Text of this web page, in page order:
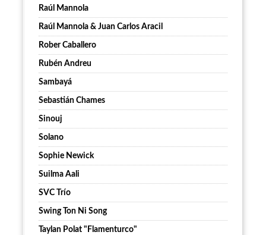
Raúl Mannola
Raúl Mannola & Juan Carlos Aracil
Rober Caballero
Rubén Andreu
Sambayá
Sebastián Chames
Sinouj
Solano
Sophie Newick
Suilma Aali
SVC Trío
Swing Ton Ni Song
Taylan Polat "Flamenturco"